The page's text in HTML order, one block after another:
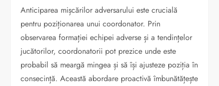
Anticiparea mișcărilor adversarului este crucială
pentru poziționarea unui coordonator. Prin
observarea formației echipei adverse și a tendințelor
jucătorilor, coordonatorii pot prezice unde este
probabil să meargă mingea și să își ajusteze poziția în
consecință. Această abordare proactivă îmbunătățește